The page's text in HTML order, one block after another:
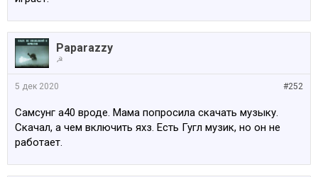
Paparazzy
☭
#252
5 дек 2020
Самсунг а40 вроде. Мама попросила скачать музыку.
Скачал, а чем включить яхз. Есть Гугл музик, но он не
работает.